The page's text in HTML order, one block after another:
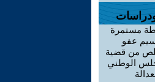
مستمرة
عفو
من قضية
الوطني